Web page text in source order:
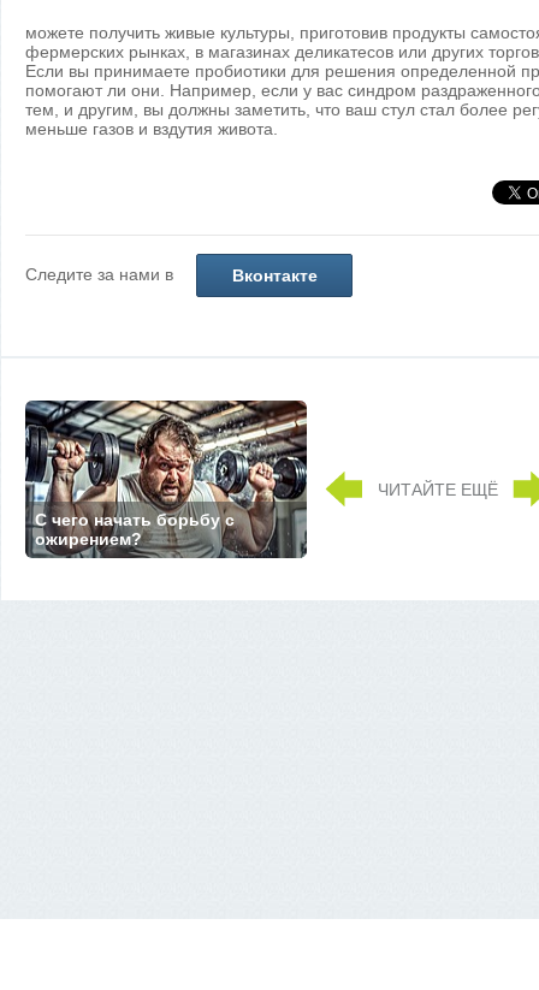
можете получить живые культуры, приготовив продукты
фермерских рынках, в магазинах деликатесов или других
Если вы принимаете пробиотики для решения определенной
помогают ли они. Например, если у вас синдром
тем, и другим, вы должны заметить, что ваш стул стал более
меньше газов и вздутия живота.
Следите за нами в Вконтакте
С чего начать борьбу с
ожирением?
ЧИТАЙТЕ ЕЩЁ